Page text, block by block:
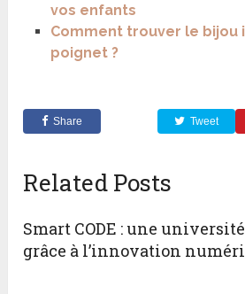
vos enfants
Comment trouver le bijou
poignet ?
Share Tweet
Related Posts
Smart CODE : une
grâce à l’innovation